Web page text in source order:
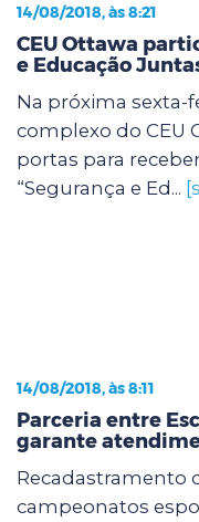
14/08/2018, às 8:21
CEU Ottawa
e Educação
Na próxima sexta-
complexo do CEU
portas para
“Segurança e Ed...
14/08/2018, às 8:11
Parceria entre
garante
Recadastramento
campeonatos